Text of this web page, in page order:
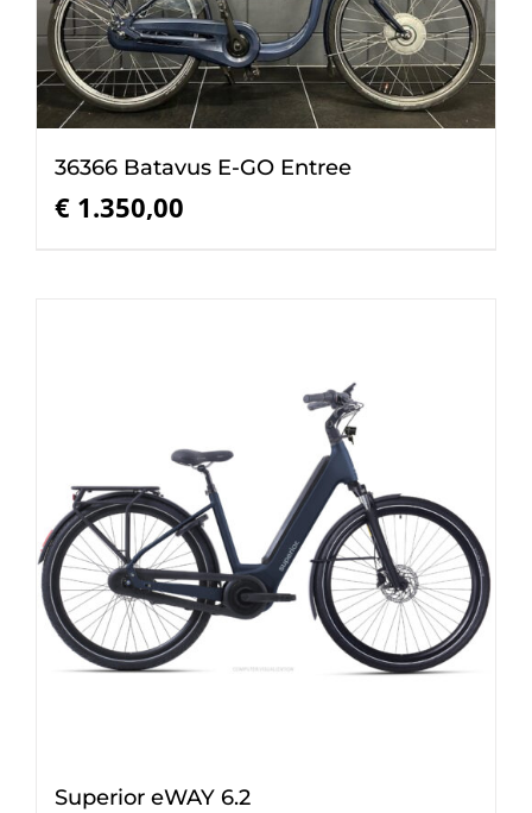
36366 Batavus E-GO Entree
€ 1.350,00
Superior eWAY 6.2